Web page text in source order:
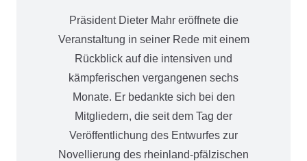
Präsident Dieter Mahr eröffnete die
Veranstaltung in seiner Rede mit einem
Rückblick auf die intensiven und
kämpferischen vergangenen sechs
Monate. Er bedankte sich bei den
Mitgliedern, die seit dem Tag der
Veröffentlichung des Entwurfes zur
Novellierung des rheinland-pfälzischen